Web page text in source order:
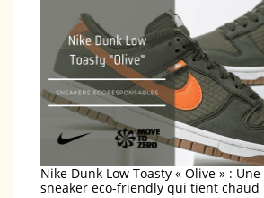
Nike Dunk Low Toasty « Olive » :
sneaker eco-friendly qui tient chaud